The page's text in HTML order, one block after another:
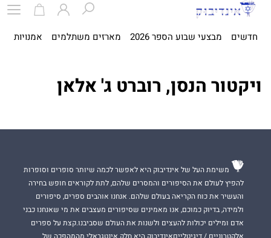
חדשים מבצעי שבוע הספר 2026 מארזים משתלמים אמנויות
ויקטור הנסן, רוברט ג' אלאן
משימת העל של אינדיבוק היא לאפשר לכמה שיותר סופרים וסופרות
להפיץ לעולם את הסיפורים והמסרים שלהם, לתת לקוראים חופש בחירה
והעשיר את כוח הקריאה בעולם שלהם. אנחנו אוהבים ספרים, סיפורים
ולמידה, בדיוק כמוכם, אנו מאמינים שסיפורים מעצבים את מי שאנחנו כבני
אדם ומילים יכולות להעצים ולשנות את העולם שסביבנו.קצת על ספרים